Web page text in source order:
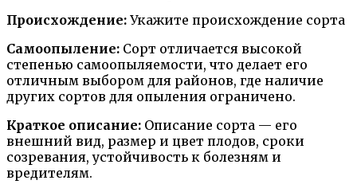
Происхождение: Укажите происхождение сорта
Самоопыление: Сорт отличается высокой
степенью самоопыляемости, что делает его
отличным выбором для районов, где наличие
других сортов для опыления ограничено.
Краткое описание: Описание сорта — его
внешний вид, размер и цвет плодов, сроки
созревания, устойчивость к болезням и
вредителям.